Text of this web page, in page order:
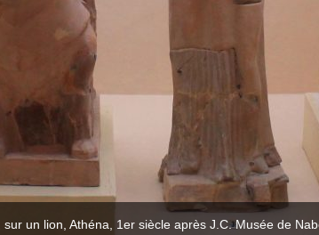
un lion, Athéna, 1er siècle après J.C. Musée de